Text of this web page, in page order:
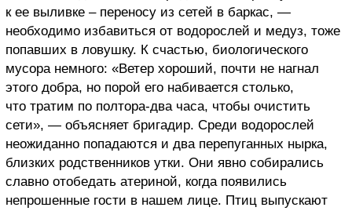
к ее выливке – переносу из сетей в баркас, —
необходимо избавиться от водорослей и медуз, тоже
попавших в ловушку. К счастью, биологического
мусора немного: «Ветер хороший, почти не нагнал
этого добра, но порой его набивается столько,
что тратим по полтора-два часа, чтобы очистить
сети», — объясняет бригадир. Среди водорослей
неожиданно попадаются и два перепуганных нырка,
близких родственников утки. Они явно собирались
славно отобедать атериной, когда появились
непрошенные гости в нашем лице. Птиц выпускают